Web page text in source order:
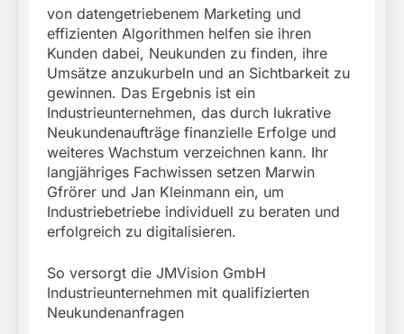
von datengetriebenem Marketing und
effizienten Algorithmen helfen sie ihren
Kunden dabei, Neukunden zu finden, ihre
Umsätze anzukurbeln und an Sichtbarkeit zu
gewinnen. Das Ergebnis ist ein
Industrieunternehmen, das durch lukrative
Neukundenaufträge finanzielle Erfolge und
weiteres Wachstum verzeichnen kann. Ihr
langjähriges Fachwissen setzen Marwin
Gfrörer und Jan Kleinmann ein, um
Industriebetriebe individuell zu beraten und
erfolgreich zu digitalisieren.
So versorgt die JMVision GmbH
Industrieunternehmen mit qualifizierten
Neukundenanfragen